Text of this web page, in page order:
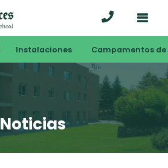
Instalaciones Campamentos de
Noticias